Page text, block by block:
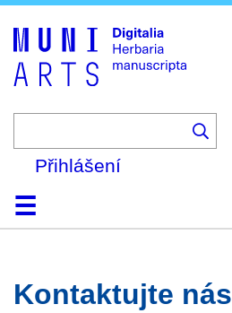
Přihlášení
DomůProhlížení
O platformě
Nápověda
KontaktDigitalia
Kontaktujte nás